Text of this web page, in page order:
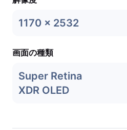
1170 x 2532
画面の種類
Super Retina
XDR OLED